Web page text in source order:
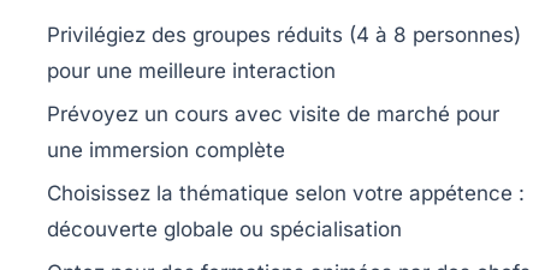
Privilégiez des groupes réduits (4 à 8 personnes)
pour une meilleure interaction
Prévoyez un cours avec visite de marché pour
une immersion complète
Choisissez la thématique selon votre appétence :
découverte globale ou spécialisation